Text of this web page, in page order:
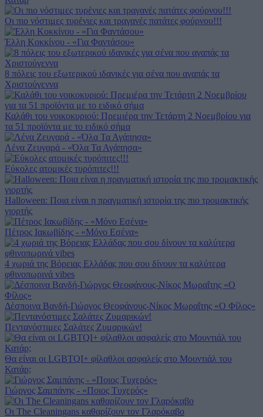
Οι πιο νόστιμες τυρένιες και τραγανές πατάτες φούρνου!!!
Έλλη Κοκκίνου - «Για Φαντάσου»
8 πόλεις του εξωτερικού ιδανικές για σένα που αγαπάς τα
Χριστούγεννα
Καλάθι του νοικοκυριού: Πρεμιέρα την Τετάρτη 2 Νοεμβρίου για
τα 51 προϊόντα με το ειδικό σήμα
Λένα Ζευγαρά - «Όλα Τα Αγάπησα»
Εύκολες ατομικές τυρόπιτες!!!
Halloween: Ποια είναι η πραγματική ιστορία της πιο τρομακτικής
γιορτής
Πέτρος Ιακωβίδης - «Μόνο Εσένα»
4 χωριά της Βόρειας Ελλάδας που σου δίνουν τα καλύτερα
φθινοπωρινά vibes
Δέσποινα Βανδή-Γιώργος Θεοφάνους-Νίκος Μωραΐτης «Ο Φίλος»
Πεντανόστιμες Σαλάτες Ζυμαρικών!
Θα είναι οι LGBTQI+ φίλαθλοι ασφαλείς στο Μουντιάλ του
Κατάρ;
Γιώργος Σαμπάνης - «Ποιος Τυχερός»
Οι The Cleaningans καθαρίζουν τον Γλαρόκαβο